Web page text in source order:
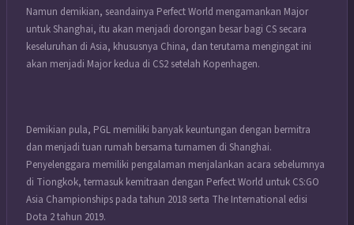
Namun demikian, seandainya Perfect World mengamankan Major
untuk Shanghai, itu akan menjadi dorongan besar bagi CS secara
keseluruhan di Asia, khususnya China, dan terutama mengingat ini
akan menjadi Major kedua di CS2 setelah Kopenhagen.
Demikian pula, PGL memiliki banyak keuntungan dengan bermitra
dan menjadi tuan rumah bersama turnamen di Shanghai.
Penyelenggara memiliki pengalaman menjalankan acara sebelumnya
di Tiongkok, termasuk kemitraan dengan Perfect World untuk CS:GO
Asia Championships pada tahun 2018 serta The International edisi
Dota 2 tahun 2019.